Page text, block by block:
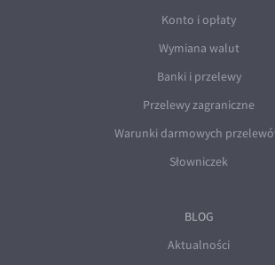
Konto i opłaty
Wymiana walut
Banki i przelewy
Przelewy zagraniczne
Warunki darmowych
Słowniczek
BLOG
Aktualności